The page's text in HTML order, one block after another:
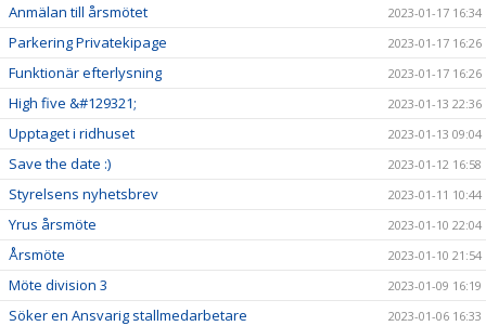
Anmälan till årsmötet 2023-01-17 16:34
Parkering Privatekipage 2023-01-17 16:26
Funktionär efterlysning 2023-01-17 16:26
High five &#129321; 2023-01-13 22:36
Upptaget i ridhuset 2023-01-13 09:04
Save the date :) 2023-01-12 16:58
Styrelsens nyhetsbrev 2023-01-11 10:44
Yrus årsmöte 2023-01-10 22:04
Årsmöte 2023-01-10 21:54
Möte division 3 2023-01-09 16:19
Söker en Ansvarig stallmedarbetare 2023-01-06 16:33